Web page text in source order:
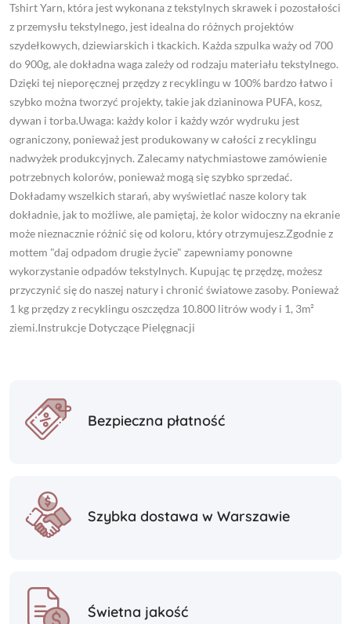
Tshirt Yarn, która jest wykonana z tekstylnych skrawek i pozostałości
z przemysłu tekstylnego, jest idealna do różnych projektów
szydełkowych, dziewiarskich i tkackich. Każda szpulka waży od 700
do 900g, ale dokładna waga zależy od rodzaju materiału tekstylnego.
Dzięki tej nieporęcznej przędzy z recyklingu w 100% bardzo łatwo i
szybko można tworzyć projekty, takie jak dzianinowa PUFA, kosz,
dywan i torba.Uwaga: każdy kolor i każdy wzór wydruku jest
ograniczony, ponieważ jest produkowany w całości z recyklingu
nadwyżek produkcyjnych. Zalecamy natychmiastowe zamówienie
potrzebnych kolorów, ponieważ mogą się szybko sprzedać.
Dokładamy wszelkich starań, aby wyświetlać nasze kolory tak
dokładnie, jak to możliwe, ale pamiętaj, że kolor widoczny na ekranie
może nieznacznie różnić się od koloru, który otrzymujesz.Zgodnie z
mottem "daj odpadom drugie życie" zapewniamy ponowne
wykorzystanie odpadów tekstylnych. Kupując tę przędzę, możesz
przyczynić się do naszej natury i chronić światowe zasoby. Ponieważ
1 kg przędzy z recyklingu oszczędza 10.800 litrów wody i 1, 3m²
ziemi.Instrukcje Dotyczące Pielęgnacji
Bezpieczna płatność
Szybka dostawa w Warszawie
Świetna jakość